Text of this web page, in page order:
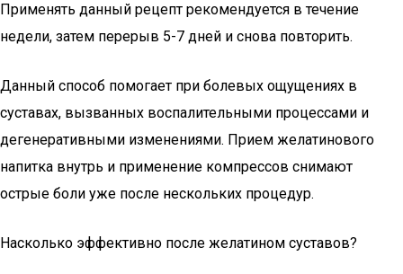
Применять данный рецепт рекомендуется в течение
недели, затем перерыв 5-7 дней и снова повторить.
Данный способ помогает при болевых ощущениях в
суставах, вызванных воспалительными процессами и
дегенеративными изменениями. Прием желатинового
напитка внутрь и применение компрессов снимают
острые боли уже после нескольких процедур.
Насколько эффективно после желатином суставов?